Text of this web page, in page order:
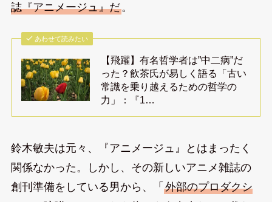
誌『アニメージュ』だ。
あわせて読みたい
【飛躍】有名哲学者は”中二病”だ
った？飲茶氏が易しく語る「古い
常識を乗り越えるための哲学の
力」：『1…
鈴木敏夫は元々、『アニメージュ』とはまったく
関係なかった。しかし、その新しいアニメ雑誌の
創刊準備をしている男から、「 外部のプロダクシ